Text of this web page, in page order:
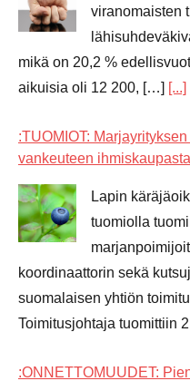
viranomaisten
mikä on 20,2 %
aikuisia oli 12 200, […] [...]
:TUOMIOT:
vankeuteen ihmiskaupasta
Lapin
tuomiolla
koordinaattorin sekä
suomalaisen yhtiön
Toimitusjohtaja tuomittiin
:ONNETTOMUUDET: